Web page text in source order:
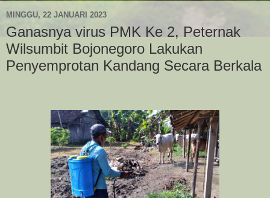
MINGGU, 22 JANUARI 2023
Ganasnya virus PMK Ke 2, Peternak
Wilsumbit Bojonegoro Lakukan
Penyemprotan Kandang Secara Berkala